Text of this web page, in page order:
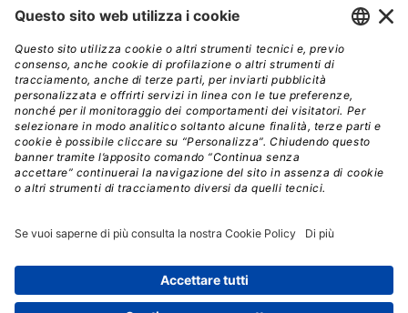
Instoremag
Esplora il gruppo
Edra Edizioni
Edizioni LSWR
LSWR Group
Mixer è un prodotto del network Edra Edizioni. Direzione, amministrazione,
redazione, pubblicità | © Copyright 2026 – Tutti i diritti riservati | Partita IVA e C.F.